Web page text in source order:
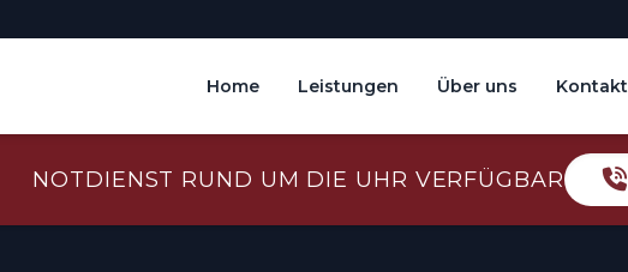
Home Leistungen Über uns Kontakt
NOTDIENST RUND UM DIE UHR VERFÜGBAR